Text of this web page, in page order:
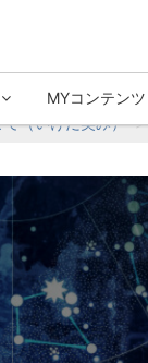
MYコンテンツ
（いけだ笑み）